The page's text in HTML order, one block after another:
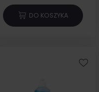
DO KOSZYKA